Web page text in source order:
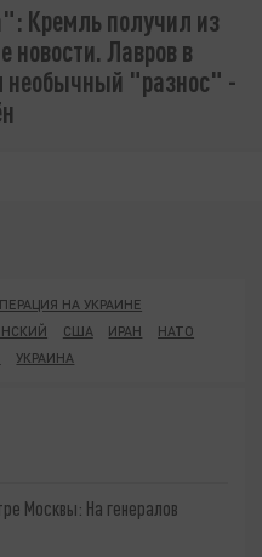
Кремль получил из
новости. Лавров в
необычный "разнос" -
НА УКРАИНЕ
США ИРАН
НАТО
УКРАИНА
Москвы: На генералов